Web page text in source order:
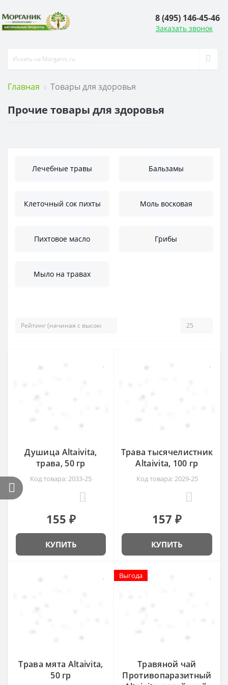
8 (495) 146-45-46
Заказать звонок
Главная Товары для здоровья
Прочие товары для здоровья
Лечебные травы Бальзамы
Клеточный сок пихты Моль восковая
Пихтовое масло Грибы
Мыло на травах
Душица Altaivita,
трава, 50 гр
Код товара: 2033-25
155 ₽
КУПИТЬ
Трава тысячелистник
Altaivita, 100 гр
Код товара: 2029-25
157 ₽
КУПИТЬ
Трава мята Altaivita,
50 гр
Выгода
Выгода
Травяной чай
Противопаразитный